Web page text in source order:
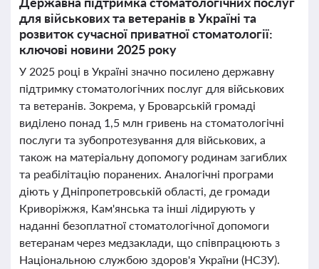
для військових та ветеранів в Україні та
розвиток сучасної приватної стоматології:
ключові новини 2025 року
У 2025 році в Україні значно посилено державну
підтримку стоматологічних послуг для військових
та ветеранів. Зокрема, у Броварській громаді
виділено понад 1,5 млн гривень на стоматологічні
послуги та зубопротезування для військових, а
також на матеріальну допомогу родинам загиблих
та реабілітацію поранених. Аналогічні програми
діють у Дніпропетровській області, де громади
Криворіжжя, Кам'янська та інші лідирують у
наданні безоплатної стоматологічної допомоги
ветеранам через медзаклади, що співпрацюють з
Національною службою здоров'я України (НСЗУ).